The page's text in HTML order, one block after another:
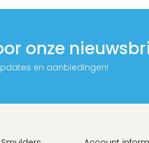
onze
en aanbiedingen!